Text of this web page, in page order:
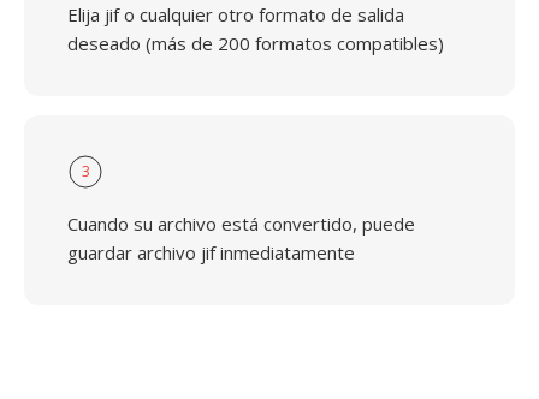
Elija jif o cualquier otro formato de salida
deseado (más de 200 formatos compatibles)
3
Cuando su archivo está convertido, puede
guardar archivo jif inmediatamente